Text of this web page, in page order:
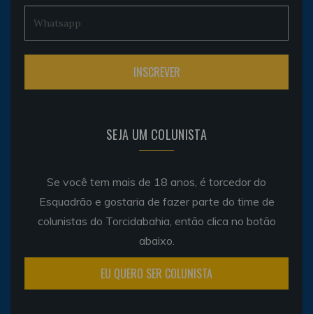
SEJA UM COLUNISTA
Se você tem mais de 18 anos, é torcedor do
Esquadrão e gostaria de fazer parte do time de
colunistas do Torcidabahia, então clica no botão
abaixo.
EU QUERO SER COLUNISTA